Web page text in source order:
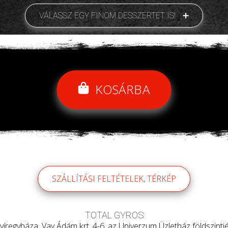
VÁLASSZ EGY FINOM DESSZERTET IS!
KOSÁRBA
SZÁLLÍTÁSI FELTÉTELEK, TÉRKÉP
TOTAL GYROS